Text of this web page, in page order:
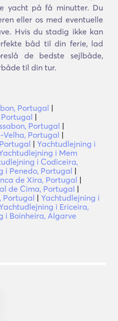
yacht på få minutter. Du
eller os med eventuelle
Hvis du stadig ikke kan
båd til din ferie, lad
de bedste sejlbåde,
til din tur.
Portugal |
|
Portugal |
Portugal |
| Yachtudlejning i
i Mem
i Codiceira,
i Penedo, Portugal |
de Xira, Portugal |
de Cima, Portugal |
Portugal | Yachtudlejning i
i Ericeira,
i Boinheira, Algarve